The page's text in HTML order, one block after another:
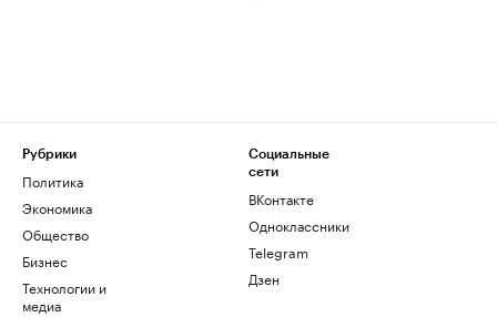
Рубрики
Политика
Экономика
Общество
Бизнес
Технологии и
медиа
Социальные
сети
ВКонтакте
Одноклассники
Telegram
Дзен